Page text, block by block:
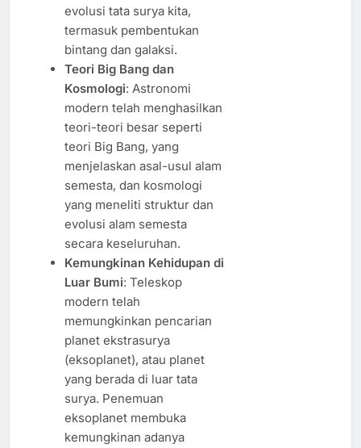
evolusi tata surya kita,
termasuk pembentukan
bintang dan galaksi.
Teori Big Bang dan
Kosmologi: Astronomi
modern telah menghasilkan
teori-teori besar seperti
teori Big Bang, yang
menjelaskan asal-usul alam
semesta, dan kosmologi
yang meneliti struktur dan
evolusi alam semesta
secara keseluruhan.
Kemungkinan Kehidupan di
Luar Bumi: Teleskop
modern telah
memungkinkan pencarian
planet ekstrasurya
(eksoplanet), atau planet
yang berada di luar tata
surya. Penemuan
eksoplanet membuka
kemungkinan adanya